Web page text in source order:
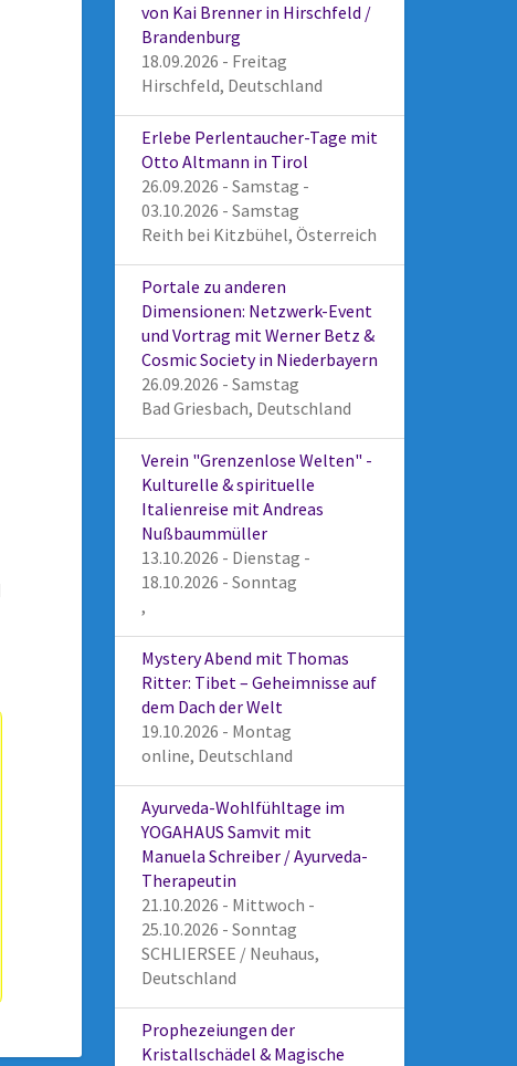
von Kai Brenner in Hirschfeld /
Brandenburg
18.09.2026 - Freitag
Hirschfeld, Deutschland
Erlebe Perlentaucher-Tage mit
Otto Altmann in Tirol
26.09.2026 - Samstag -
03.10.2026 - Samstag
Reith bei Kitzbühel, Österreich
Portale zu anderen
Dimensionen: Netzwerk-Event
und Vortrag mit Werner Betz &
Cosmic Society in Niederbayern
26.09.2026 - Samstag
Bad Griesbach, Deutschland
Verein "Grenzenlose Welten" -
Kulturelle & spirituelle
Italienreise mit Andreas
Nußbaummüller
13.10.2026 - Dienstag -
18.10.2026 - Sonntag
,
Mystery Abend mit Thomas
Ritter: Tibet – Geheimnisse auf
dem Dach der Welt
19.10.2026 - Montag
online, Deutschland
Ayurveda-Wohlfühltage im
YOGAHAUS Samvit mit
Manuela Schreiber / Ayurveda-
Therapeutin
21.10.2026 - Mittwoch -
25.10.2026 - Sonntag
SCHLIERSEE / Neuhaus,
Deutschland
Prophezeiungen der
Kristallschädel & Magische